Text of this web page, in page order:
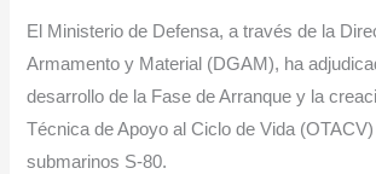
El Ministerio de Defensa, a través de la
Armamento y Material (DGAM), ha
desarrollo de la Fase de Arranque y la
Técnica de Apoyo al Ciclo de Vida
submarinos S-80.